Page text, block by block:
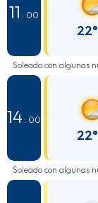
11 : 00
Soleado con algunas
14 : 00
Soleado con algunas